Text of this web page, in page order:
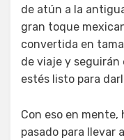
de atún a la
gran toque
convertida en
de viaje y
estés listo para
Con eso en
pasado para llevar